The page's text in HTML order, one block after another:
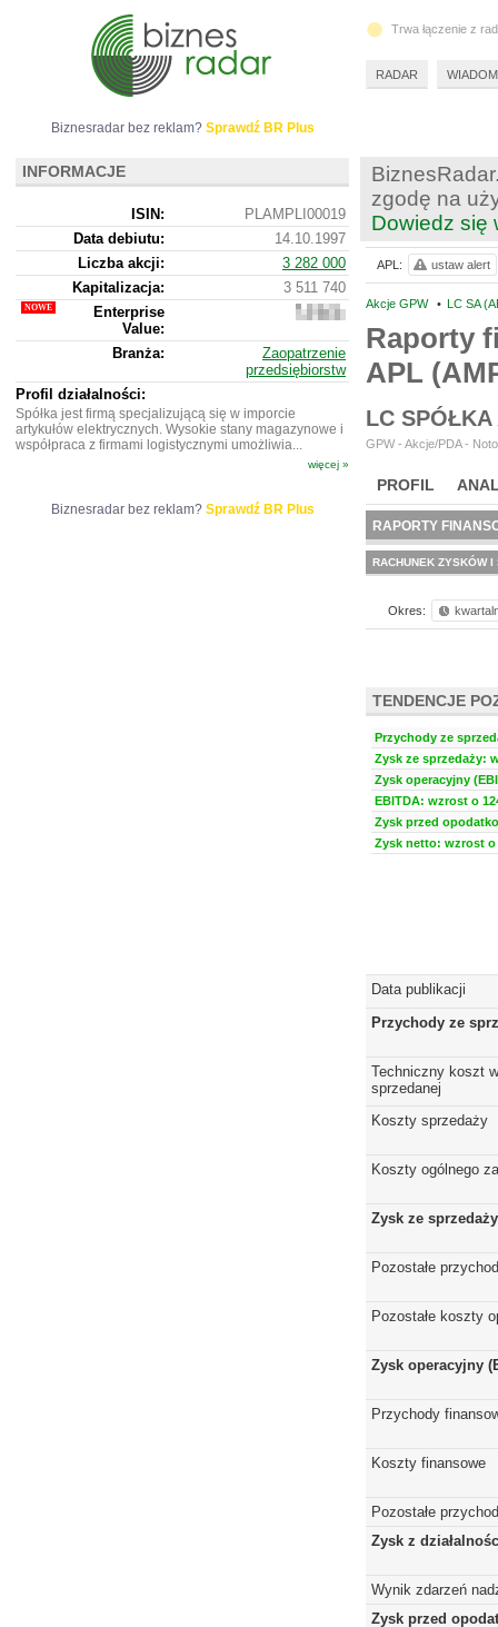
zgodę na
Dowiedz się
Akcje GPW • LC SA
Raporty
APL
LC
GPW - Akcje/PDA -
PROFIL
BR LAB
RAPORTY
RACHUNEK ZYSKÓW I
Okres:
TENDENCJE
Przychody ze
Zysk ze sprzedaży:
Zysk operacyjny
EBITDA: wzrost o
Zysk przed
Zysk netto: wzrost o
Data publikacji
Przychody ze
Techniczny koszt
sprzedanej
Koszty sprzedaży
Koszty ogólnego
Zysk ze sprzedaży
Pozostałe
Pozostałe koszty
Zysk operacyjny
Przychody
Koszty finansowe
Pozostałe
Zysk z
Wynik zdarzeń
Zysk przed
APL: ustaw alert
Biznesradar bez reklam? Sprawdź BR Plus
INFORMACJE
ISIN:
PLAMPLI00019
Data debiutu:
14.10.1997
Liczba akcji:
3 282 000
Kapitalizacja:
3 511 740
Enterprise
Value:
2
740
Branża:
Zaopatrzenie
przedsiębiorstw
Profil działalności:
Spółka jest firmą specjalizującą się w imporcie
artykułów elektrycznych. Wysokie stany magazynowe i
współpraca z firmami logistycznymi umożliwia...
więcej »
Biznesradar bez reklam? Sprawdź BR Plus
Trwa łączenie z
RADAR